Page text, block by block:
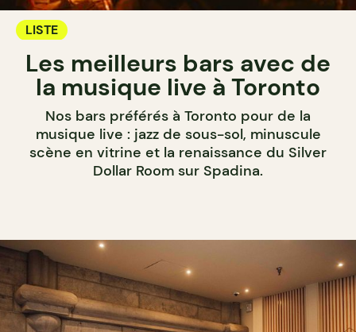
LISTE
Les meilleurs bars avec de
la musique live à Toronto
Nos bars préférés à Toronto pour de la
musique live : jazz de sous-sol, minuscule
scène en vitrine et la renaissance du Silver
Dollar Room sur Spadina.